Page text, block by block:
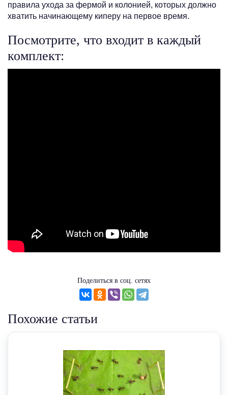
правила ухода за фермой и колонией, которых должно
хватить начинающему киперу на первое время.
Посмотрите, что входит в каждый
комплект:
Поделиться в соц. сетях
Похожие статьи